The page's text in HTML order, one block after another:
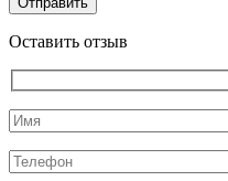
Оставить отзыв